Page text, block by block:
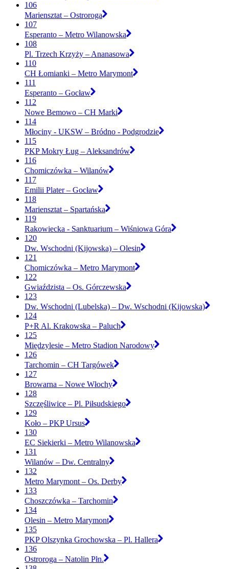
106
Mariensztat – Ostroroga
107
Esperanto – Metro Wilanowska
108
Pl. Trzech Krzyży – Ananasowa
110
CH Łomianki – Metro Marymont
111
Esperanto – Gocław
112
Nowe Bemowo – CH Marki
114
Młociny - UKSW – Bródno - Podgrodzie
115
PKP Mokry Ług – Aleksandrów
116
Chomiczówka – Wilanów
117
Emilii Plater – Gocław
118
Mariensztat – Spartańska
119
Rakowiecka - Sanktuarium – Wiśniowa Góra
120
Dw. Wschodni (Kijowska) – Olesin
121
Chomiczówka – Metro Marymont
122
Gwiaździsta – Os. Górczewska
123
Dw. Wschodni (Lubelska) – Dw. Wschodni (Kijowska)
124
P+R Al. Krakowska – Paluch
125
Międzylesie – Metro Stadion Narodowy
126
Tarchomin – CH Targówek
127
Browarna – Nowe Włochy
128
Szczęśliwice – Pl. Piłsudskiego
129
Koło – PKP Ursus
130
EC Siekierki – Metro Wilanowska
131
Wilanów – Dw. Centralny
132
Metro Marymont – Os. Derby
133
Choszczówka – Tarchomin
134
Olesin – Metro Marymont
135
PKP Olszynka Grochowska – Pl. Hallera
136
Ostroroga – Natolin Płn.